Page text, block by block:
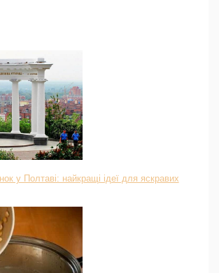
у Полтаві: найкращі ідеї для яскравих